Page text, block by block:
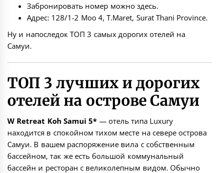
Забронировать номер можно здесь.
Адрес: 128/1-2 Moo 4, T.Maret, Surat Thani Province.
Ну и напоследок ТОП 3 самых дорогих отелей на
Самуи.
ТОП 3 лучших и дорогих
отелей на острове Самуи
W Retreat Koh Samui 5* — отель типа Luxury
находится в спокойном тихом месте на севере острова
Самуи. В вашем распоряжение вила с собственным
бассейном, так же есть большой коммунальный
бассейн и ресторан с великолепным видом. Обычно